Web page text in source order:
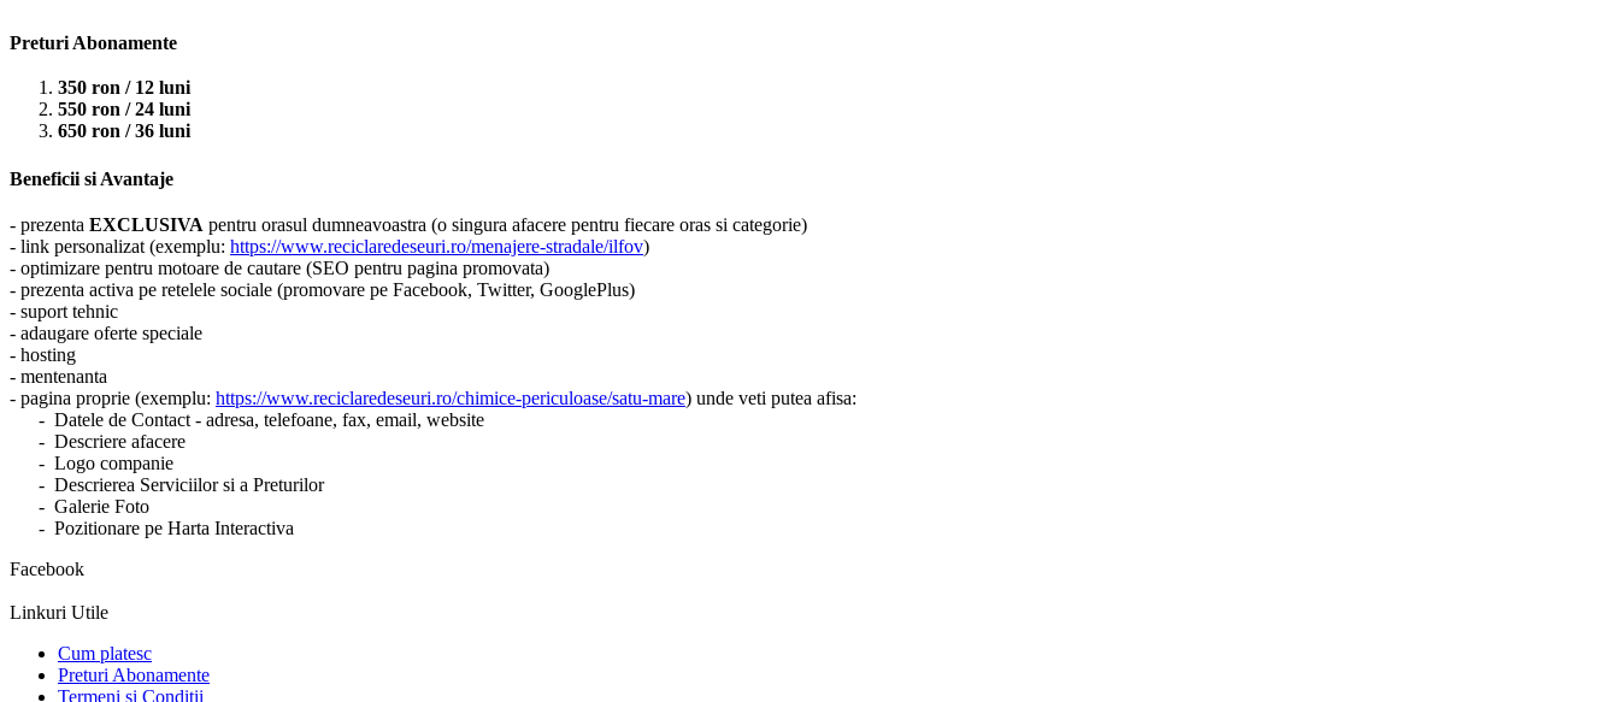
Preturi Abonamente
350 ron / 12 luni
550 ron / 24 luni
650 ron / 36 luni
Beneficii si Avantaje
- prezenta EXCLUSIVA pentru orasul dumneavoastra (o singura afacere pentru fiecare oras si categorie)
- link personalizat (exemplu: https://www.reciclaredeseuri.ro/menajere-stradale/ilfov)
- optimizare pentru motoare de cautare (SEO pentru pagina promovata)
- prezenta activa pe retelele sociale (promovare pe Facebook, Twitter, GooglePlus)
- suport tehnic
- adaugare oferte speciale
- hosting
- mentenanta
- pagina proprie (exemplu: https://www.reciclaredeseuri.ro/chimice-periculoase/satu-mare) unde veti putea afisa:
- Datele de Contact - adresa, telefoane, fax, email, website
- Descriere afacere
- Logo companie
- Descrierea Serviciilor si a Preturilor
- Galerie Foto
- Pozitionare pe Harta Interactiva
Facebook
Linkuri Utile
Cum platesc
Preturi Abonamente
Termeni si Conditii